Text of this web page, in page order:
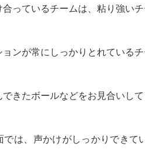
っているチームは、粘り強い
ョンが常にしっかりとれている
きたボールなどをお見合いし
では、声かけがしっかりでき